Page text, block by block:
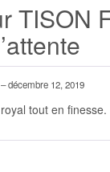
TISON
–décembre 12, 2019
tout en finesse.